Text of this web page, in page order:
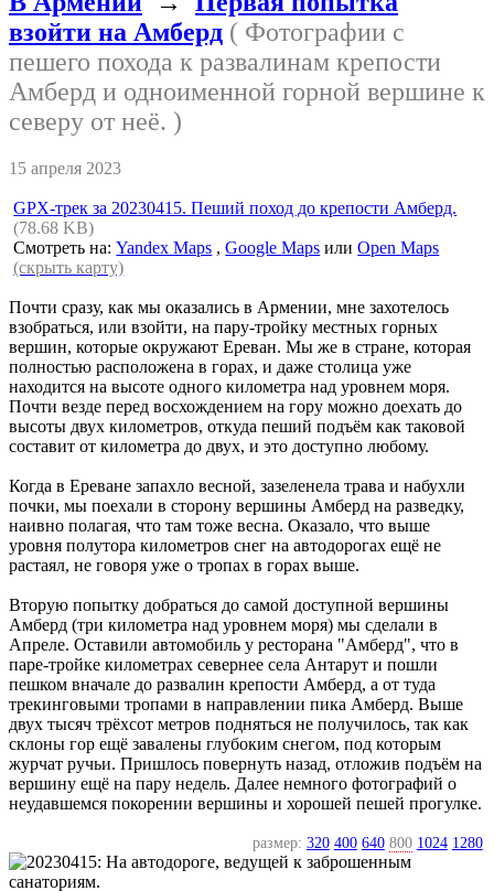
взойти на Амберд ( Фотографии с
пешего похода к развалинам крепости
Амберд и одноименной горной вершине к
северу от неё. )
15 апреля 2023
GPX-трек за 20230415. Пеший поход до крепости Амберд.
(78.68 KB)
Смотреть на:Yandex Maps ,Google Maps илиOpen Maps
(скрыть карту)
Почти сразу, как мы оказались в Армении, мне захотелось
взобраться, или взойти, на пару-тройку местных горных
вершин, которые окружают Ереван. Мы же в стране, которая
полностью расположена в горах, и даже столица уже
находится на высоте одного километра над уровнем моря.
Почти везде перед восхождением на гору можно доехать до
высоты двух километров, откуда пеший подъём как таковой
составит от километра до двух, и это доступно любому.
Когда в Ереване запахло весной, зазеленела трава и набухли
почки, мы поехали в сторону вершины Амберд на разведку,
наивно полагая, что там тоже весна. Оказало, что выше
уровня полутора километров снег на автодорогах ещё не
растаял, не говоря уже о тропах в горах выше.
Вторую попытку добраться до самой доступной вершины
Амберд (три километра над уровнем моря) мы сделали в
Апреле. Оставили автомобиль у ресторана "Амберд", что в
паре-тройке километрах севернее села Антарут и пошли
пешком вначале до развалин крепости Амберд, а от туда
трекинговыми тропами в направлении пика Амберд. Выше
двух тысяч трёхсот метров подняться не получилось, так как
склоны гор ещё завалены глубоким снегом, под которым
журчат ручьи. Пришлось повернуть назад, отложив подъём на
вершину ещё на пару недель. Далее немного фотографий о
неудавшемся покорении вершины и хорошей пешей прогулке.
размер: 320 400 640 800 1024 1280